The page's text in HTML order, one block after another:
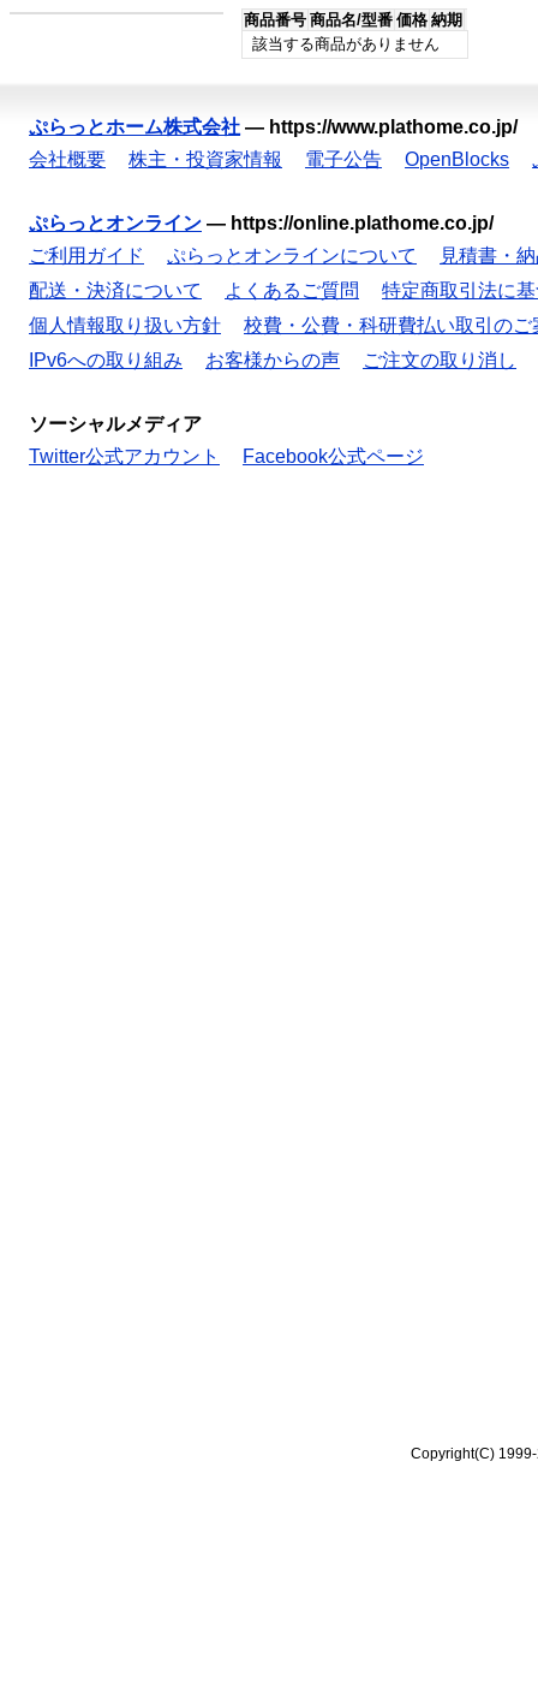
商品番号 商品名/型番 価格 納期
該当する商品がありません
ぷらっとホーム株式会社 — https://www.plathome.co.jp/
会社概要
株主・投資家情報 電子公告 OpenBlocks
ぷらっとオンライン — https://online.plathome.co.jp/
ご利用ガイド
ぷらっとオンラインについて
見積書・
配送・決済について
よくあるご質問
特定商取引法に
個人情報取り扱い方針
校費・公費・科研費払い取引のご
IPv6への取り組み
お客様からの声 ご注文の取り消し
ソーシャルメディア
Twitter公式アカウント
Facebook公式ページ
Copyright(C)